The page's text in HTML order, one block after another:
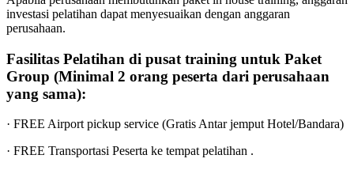
investasi pelatihan dapat menyesuaikan dengan anggaran
perusahaan.
Fasilitas Pelatihan di pusat training untuk Paket
Group (Minimal 2 orang peserta dari perusahaan
yang sama):
· FREE Airport pickup service (Gratis Antar jemput Hotel/Bandara)
· FREE Transportasi Peserta ke tempat pelatihan .